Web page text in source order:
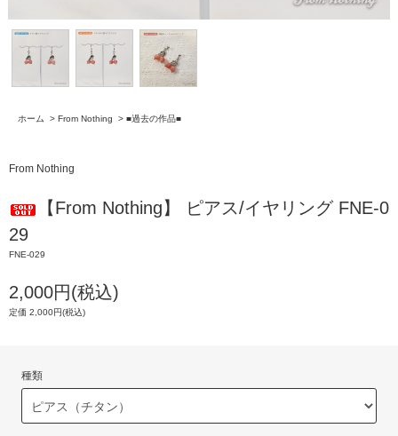
ホーム > From Nothing > ■過去の作品■
From Nothing
【From Nothing】 ピアス/イヤリング FNE-0
29
FNE-029
2,000円(税込)
定価 2,000円(税込)
種類